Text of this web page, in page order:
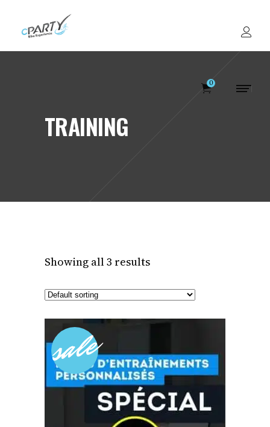
0
TRAINING
Showing all 3 results
sale
This